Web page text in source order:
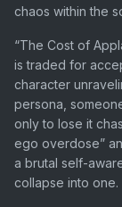
chaos within the
“The Cost of
is traded for
character
persona,
only to lose it
ego overdose”
a brutal self-
collapse into one.